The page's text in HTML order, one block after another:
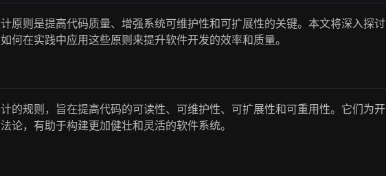
原则是提高代码质量、增强系统可维护性和可扩展性的关键。本文将深入探讨
何在实践中应用这些原则来提升软件开发的效率和质量。
的规则，旨在提高代码的可读性、可维护性、可扩展性和可重用性。它们为开
论，有助于构建更加健壮和灵活的软件系统。